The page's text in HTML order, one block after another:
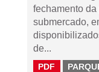
fechamento
submercado,
de...
PDF